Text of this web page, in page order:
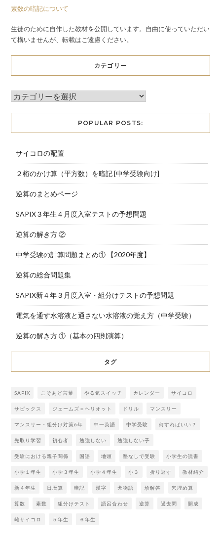
素数の暗記について
生徒のために自作した教材を公開しています。自由に使っていただい
て構いませんが、転載はご遠慮ください。
カテゴリー
POPULAR POSTS:
サイコロの配置
２桁のかけ算（平方数）を暗記 [中学受験向け]
逆算のまとめページ
SAPIX３年生４月度入室テストの予想問題
逆算の解き方 ②
中学受験の計算問題まとめ① 【2020年度】
逆算の総合問題集
SAPIX新４年３月度入室・組分けテストの予想問題
電気を通す水溶液と通さない水溶液の覚え方（中学受験）
逆算の解き方 ①（基本の四則演算）
タグ
SAPIX こそあど言葉 やる気スイッチ カレンダー サイコロ
サピックス ジェームズ＝ヘリオット ドリル マンスリー
マンスリー・組分け対策6年 中一英語 中学受験 何すればいい？
先取り学習 初心者 勉強しない 勉強しない子
受験における親子関係 国語 地頭 塾なしで受験 小学生の読書
小学１年生 小学３年生 小学４年生 小３ 折り返す 教材紹介
新４年生 日暦算 暗記 漢字 犬物語 珍解答 穴埋め算
算数 素数 組分けテスト 語呂合わせ 逆算 過去問 開成
雌サイコロ ５年生 ６年生